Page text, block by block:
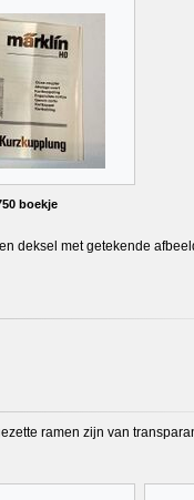
boekje
deksel met getekende
ramen zijn van